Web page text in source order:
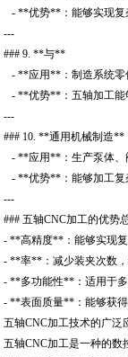
- **优势**：能够实现复
---
### 9. **与**
- **应用**：制造系统零
- **优势**：五轴加工能
---
### 10. **通用机械制造**
- **应用**：生产泵体、
- **优势**：能够加工复
---
### 五轴CNC加工的优势
- **高精度**：能够实现复
- **率**：减少装夹次数，
- **多功能性**：适用于多
- **表面质量**：能够获得
五轴CNC加工技术的广泛
五轴CNC加工是一种的数